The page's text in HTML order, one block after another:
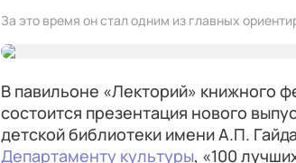
За это время он стал одним из главных
В павильоне «Лекторий» книжного
состоится презентация нового
детской библиотеки имени А.П.
Департаменту культуры, «100